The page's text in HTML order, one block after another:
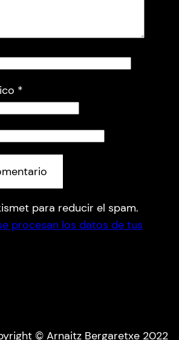
*
para reducir el spam.
procesan los datos de tus
© Arnaitz Bergaretxe 2022